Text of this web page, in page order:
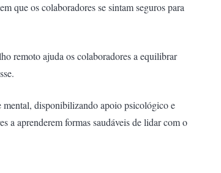
que os colaboradores se sintam seguros para
remoto ajuda os colaboradores a equilibrar
mental, disponibilizando apoio psicológico e
a aprenderem formas saudáveis de lidar com o